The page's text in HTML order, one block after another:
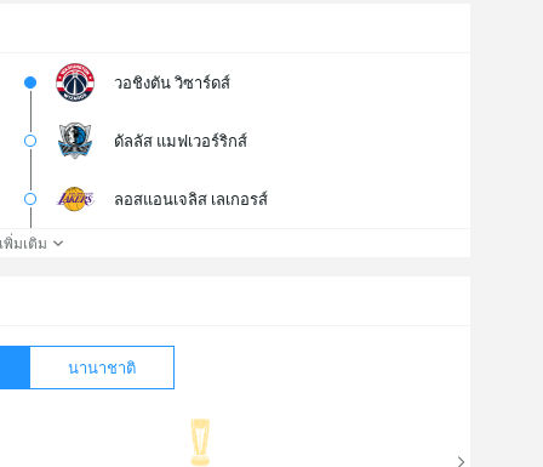
วอชิงตัน วิซาร์ดส์
ดัลลัส แมฟเวอร์ริกส์
ลอสแอนเจลิส เลเกอรส์
พิ่มเติม
นานาชาติ